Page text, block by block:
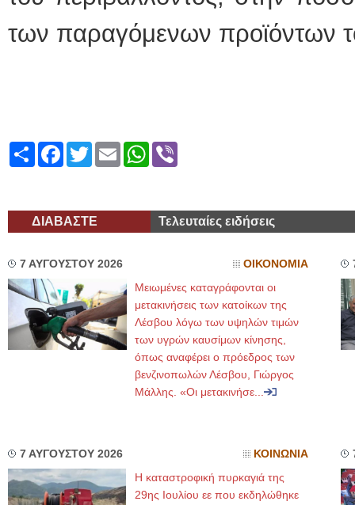
των παραγόμενων προϊόντων
ShareFacebook
TwitterEmailWhatsApp
ΔΙΑΒΑΣΤΕ Τελευταίες ειδήσεις
7 ΑΥΓΟΥΣΤΟΥ 2026 ΟΙΚΟΝΟΜΙΑ
Μειωμένες καταγράφονται οι
μετακινήσεις των κατοίκων της
Λέσβου λόγω των υψηλών τιμών
των υγρών καυσίμων κίνησης,
όπως αναφέρει ο πρόεδρος των
βενζινοπωλών Λέσβου, Γιώργος
Μάλλης. «Οι μετακινήσε...
7 ΑΥΓΟΥΣΤΟΥ 2026 ΚΟΙΝΩΝΙΑ
Η καταστροφική πυρκαγιά της
29ης Ιουλίου εε που εκδηλώθηκε